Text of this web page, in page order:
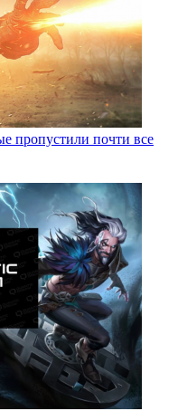
пропустили почти все